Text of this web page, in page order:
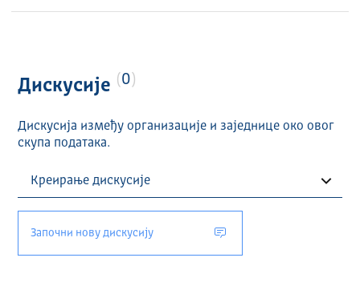
Дискусије 0
Дискусија између организације и заједнице око овог
скупа података.
Започни нову дискусију